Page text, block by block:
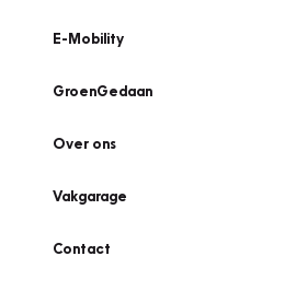
E-Mobility
GroenGedaan
Over ons
Vakgarage
Contact